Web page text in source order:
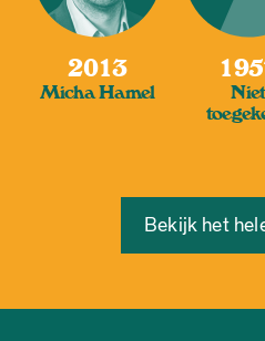
2013
Micha Hamel
Niet
Bekijk het